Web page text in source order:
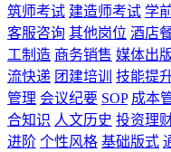
筑师考试 建造师考试 学
客服咨询 其他岗位 酒店
工制造 商务销售 媒体出
流快递 团建培训 技能提
管理 会议纪要 SOP 成本
合知识 人文历史 投资理
进阶 个性风格 基础版式